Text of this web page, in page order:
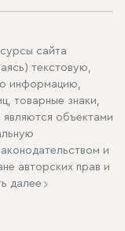
сайта
текстовую,
информацию,
товарные знаки,
объектами
и
авторских прав и
далее